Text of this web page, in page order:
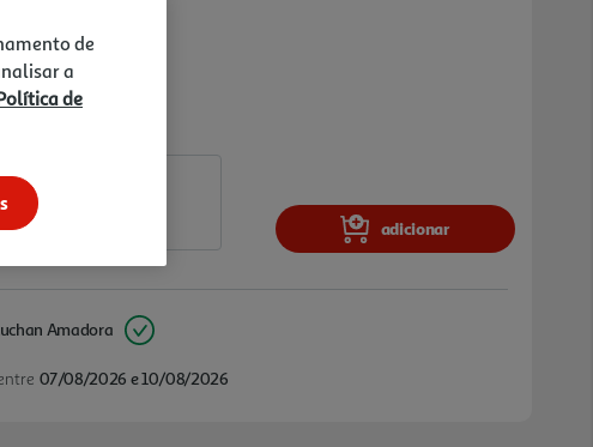
adicionar
Amadora
07/08/2026 e 10/08/2026
de
a
de